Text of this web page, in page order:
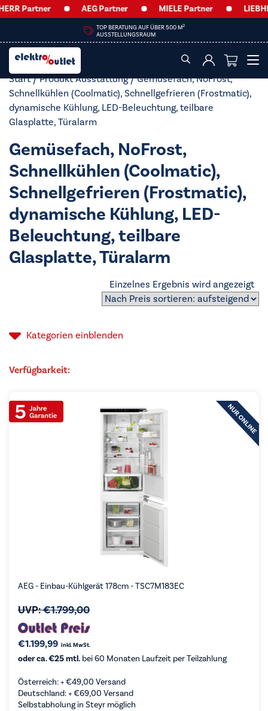
Partner AEG Partner MIELE Partner
TOP BERATUNG AUF ÜBER 500 M2
AUSSTELLUNGSRAUM
Start/ Produkt Ausstattung / Gemüsefach, NoFrost,
Schnellkühlen (Coolmatic), Schnellgefrieren (Frostmatic),
dynamische Kühlung, LED-Beleuchtung, teilbare
Glasplatte, Türalarm
Gemüsefach, NoFrost,
Schnellkühlen (Coolmatic),
Schnellgefrieren (Frostmatic),
dynamische Kühlung, LED-
Beleuchtung, teilbare
Glasplatte, Türalarm
Einzelnes Ergebnis wird angezeigt
Kategorien einblenden
Verfügbarkeit:
AEG - Einbau-Kühlgerät 178cm - TSC7M183EC
UVP:€1.799,00
€1.199,99 inkl. MwSt.
oder ca. €25 mtl. bei 60 Monaten Laufzeit per Teilzahlung
Österreich: +€49,00 Versand
Deutschland: +€69,00 Versand
Selbstabholung in Steyr möglich